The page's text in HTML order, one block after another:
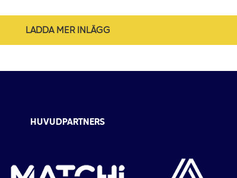
LADDA MER INLÄGG
HUVUDPARTNERS